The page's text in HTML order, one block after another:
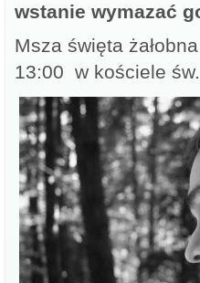
wstanie wymazać
Msza święta
13:00 w kościele